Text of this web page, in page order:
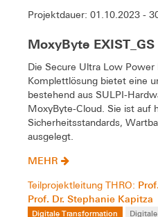
Projektdauer: 01.10.2023 -
MoxyByte EXIST_GS
Die Secure Ultra Low Power
Komplettlösung bietet eine
bestehend aus SULPI-
MoxyByte-Cloud. Sie ist auf
Sicherheitsstandards,
ausgelegt.
MEHR
Teilprojektleitung THRO:
Prof. Dr. Stephanie Kapitza
Digitale Transformation